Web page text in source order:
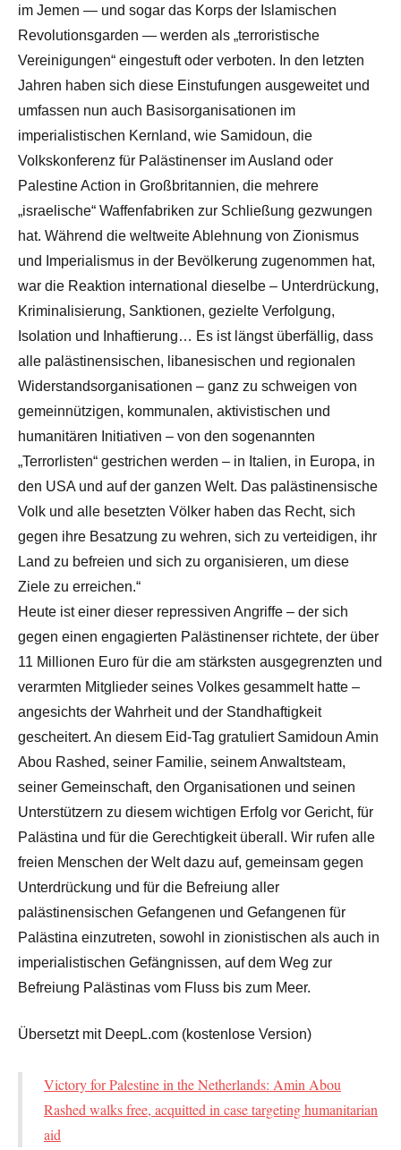
im Jemen — und sogar das Korps der Islamischen
Revolutionsgarden — werden als „terroristische
Vereinigungen“ eingestuft oder verboten. In den letzten
Jahren haben sich diese Einstufungen ausgeweitet und
umfassen nun auch Basisorganisationen im
imperialistischen Kernland, wie Samidoun, die
Volkskonferenz für Palästinenser im Ausland oder
Palestine Action in Großbritannien, die mehrere
„israelische“ Waffenfabriken zur Schließung gezwungen
hat. Während die weltweite Ablehnung von Zionismus
und Imperialismus in der Bevölkerung zugenommen hat,
war die Reaktion international dieselbe – Unterdrückung,
Kriminalisierung, Sanktionen, gezielte Verfolgung,
Isolation und Inhaftierung… Es ist längst überfällig, dass
alle palästinensischen, libanesischen und regionalen
Widerstandsorganisationen – ganz zu schweigen von
gemeinnützigen, kommunalen, aktivistischen und
humanitären Initiativen – von den sogenannten
„Terrorlisten“ gestrichen werden – in Italien, in Europa, in
den USA und auf der ganzen Welt. Das palästinensische
Volk und alle besetzten Völker haben das Recht, sich
gegen ihre Besatzung zu wehren, sich zu verteidigen, ihr
Land zu befreien und sich zu organisieren, um diese
Ziele zu erreichen.“
Heute ist einer dieser repressiven Angriffe – der sich
gegen einen engagierten Palästinenser richtete, der über
11 Millionen Euro für die am stärksten ausgegrenzten und
verarmten Mitglieder seines Volkes gesammelt hatte –
angesichts der Wahrheit und der Standhaftigkeit
gescheitert. An diesem Eid-Tag gratuliert Samidoun Amin
Abou Rashed, seiner Familie, seinem Anwaltsteam,
seiner Gemeinschaft, den Organisationen und seinen
Unterstützern zu diesem wichtigen Erfolg vor Gericht, für
Palästina und für die Gerechtigkeit überall. Wir rufen alle
freien Menschen der Welt dazu auf, gemeinsam gegen
Unterdrückung und für die Befreiung aller
palästinensischen Gefangenen und Gefangenen für
Palästina einzutreten, sowohl in zionistischen als auch in
imperialistischen Gefängnissen, auf dem Weg zur
Befreiung Palästinas vom Fluss bis zum Meer.
Übersetzt mit DeepL.com (kostenlose Version)
Victory for Palestine in the Netherlands: Amin Abou
Rashed walks free, acquitted in case targeting humanitarian
aid